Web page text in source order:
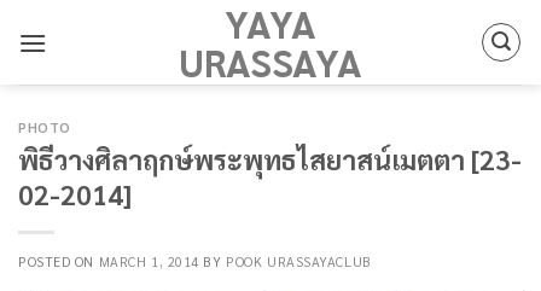
YAYA
URASSAYA
PHOTO
พิธีวางศิลาฤกษ์พระพุทธไสยาสน์เมตตา [23-
02-2014]
POSTED ON MARCH 1, 2014 BY POOK URASSAYACLUB